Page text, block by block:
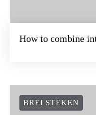
How to combine
BREI STEKEN